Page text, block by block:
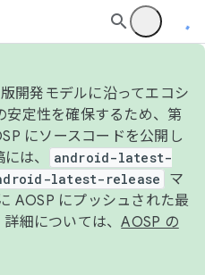
開発モデルに沿ってエコシ
安定性を確保するため、第
にソースコードを公開し
は、
android-latest-
latest-release
マ
AOSP にプッシュされた最
詳細については、AOSP の